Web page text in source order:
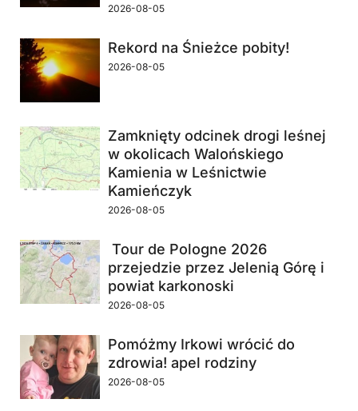
2026-08-05
Rekord na Śnieżce pobity!
2026-08-05
Zamknięty odcinek drogi leśnej
w okolicach Walońskiego
Kamienia w Leśnictwie
Kamieńczyk
2026-08-05
Tour de Pologne 2026
przejedzie przez Jelenią Górę i
powiat karkonoski
2026-08-05
Pomóżmy Irkowi wrócić do
zdrowia! apel rodziny
2026-08-05